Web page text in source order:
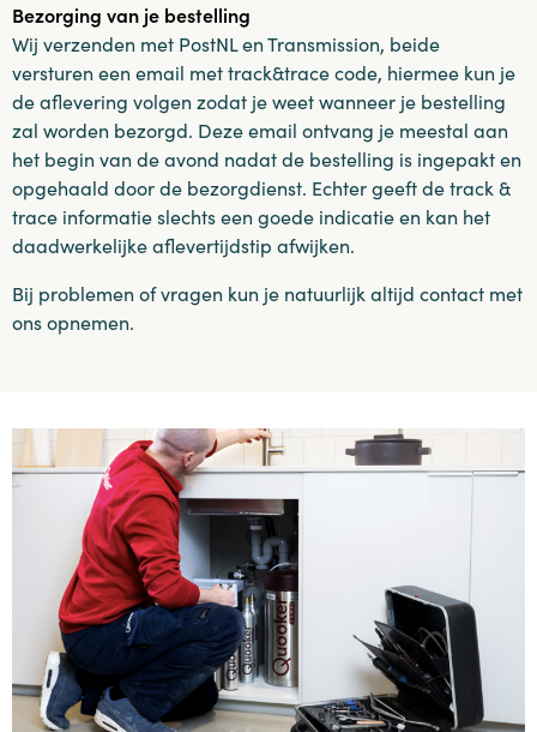
Bezorging van je bestelling
Wij verzenden met PostNL en Transmission, beide
versturen een email met track&trace code, hiermee kun je
de aflevering volgen zodat je weet wanneer je bestelling
zal worden bezorgd. Deze email ontvang je meestal aan
het begin van de avond nadat de bestelling is ingepakt en
opgehaald door de bezorgdienst. Echter geeft de track &
trace informatie slechts een goede indicatie en kan het
daadwerkelijke aflevertijdstip afwijken.
Bij problemen of vragen kun je natuurlijk altijd contact met
ons opnemen.